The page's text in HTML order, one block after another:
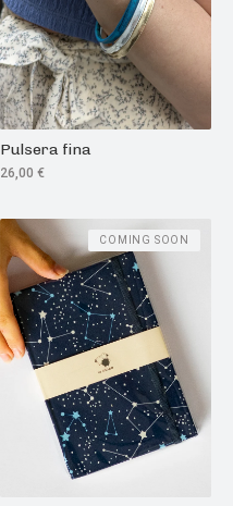
Pulsera fina
26,00 €
COMING SOON